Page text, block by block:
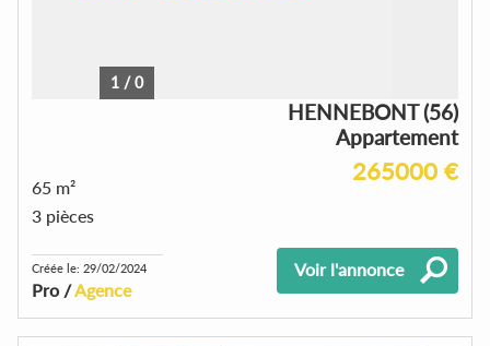
1 /0
HENNEBONT (56)
Appartement
265000 €
65 m²
3 pièces
Créée le: 29/02/2024
Pro /Agence
Voir l'annonce